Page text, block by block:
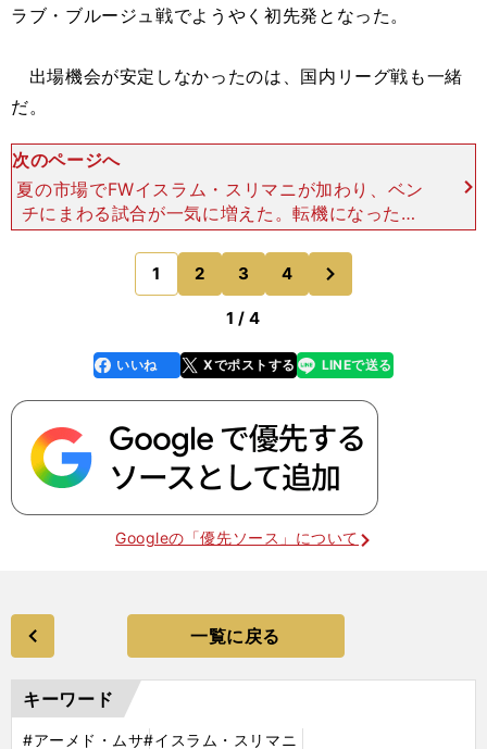
ラブ・ブルージュ戦でようやく初先発となった。
出場機会が安定しなかったのは、国内リーグ戦も一緒
だ。
次のページへ
夏の市場でFWイスラム・スリマニが加わり、ベン
チにまわる試合が一気に増えた。転機になったの
は、プレミアリーグ第９節のクリスタル・パレス
戦。５試合ぶりに先発を言い渡された試合でゴール
を決め、ラニエリ監督
1 2 3 4
のページへ
1 / 4
faceboo
k
いいね Xでポストする
line LINEで送る
Googleの「優先ソース」について
一覧に戻る
キーワード
#アーメド・ムサ#イスラム・スリマニ